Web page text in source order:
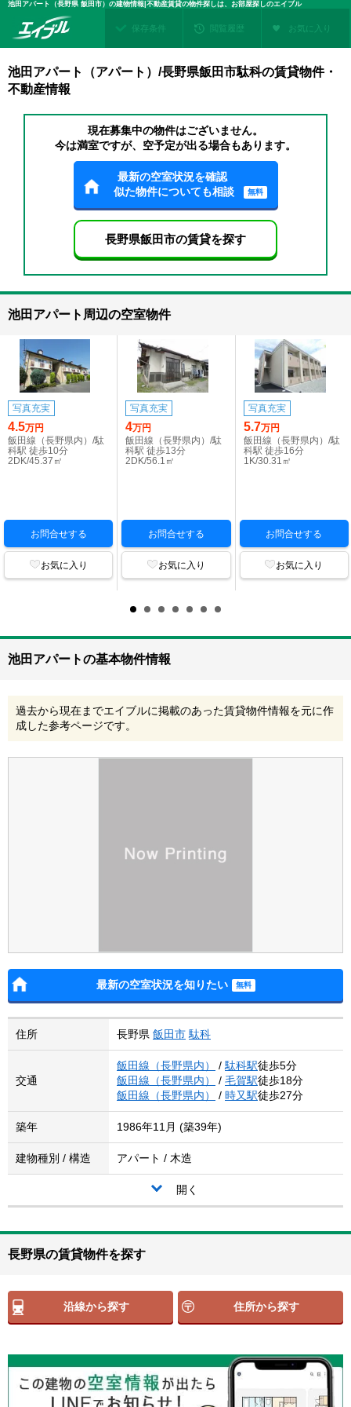
池田アパート（長野県 飯田市）の建物情報|不動産賃貸の物件探しは、お部屋探しのエイブル
保存条件 閲覧履歴 お気に入り
池田アパート（アパート）/長野県飯田市駄科の賃貸物件・
不動産情報
現在募集中の物件はございません。
今は満室ですが、空予定が出る場合もあります。
最新の空室状況を確認
似た物件についても相談
無料
長野県飯田市の賃貸を探す
池田アパート周辺の空室物件
写真充実
4.5万円
飯田線（長野県内）/駄
科駅 徒歩10分
2DK/45.37㎡
お問合せする
お気に入り
写真充実
4万円
飯田線（長野県内）/駄
科駅 徒歩13分
2DK/56.1㎡
お問合せする
お気に入り
写真充実
5.7万円
飯田線（長野県内）/駄
科駅 徒歩16分
1K/30.31㎡
お問合せする
お気に入り
池田アパートの基本物件情報
過去から現在までエイブルに掲載のあった賃貸物件情報を元に作
成した参考ページです。
最新の空室状況を知りたい
住所 長野県 飯田市 駄科
交通
飯田線（長野県内） / 駄科駅徒歩5分
飯田線（長野県内）
/ 毛賀駅徒歩18分
飯田線（長野県内）
/ 時又駅徒歩27分
築年 1986年11月 (築39年)
建物種別 / 構造 アパート / 木造
開く
長野県の賃貸物件を探す
沿線から探す 住所から探す